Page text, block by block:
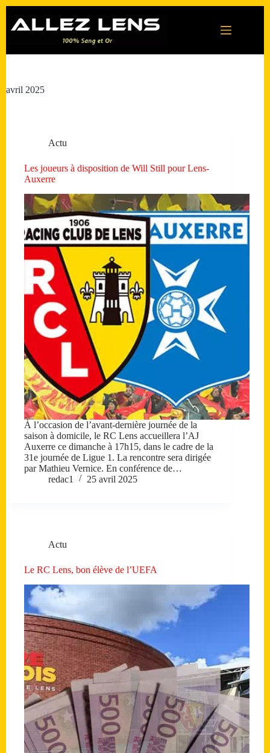
contenu
avril 2025
Actu
Les joueurs à disposition de Will Still pour Lens-
Auxerre
À l’occasion de l’avant-dernière journée de la
saison à domicile, le RC Lens accueillera l’AJ
Auxerre ce dimanche à 17h15, dans le cadre de la
31e journée de Ligue 1. La rencontre sera dirigée
par Mathieu Vernice. En conférence de…
redac1
25 avril 2025
Actu
Le RC Lens, bon élève de l’UEFA